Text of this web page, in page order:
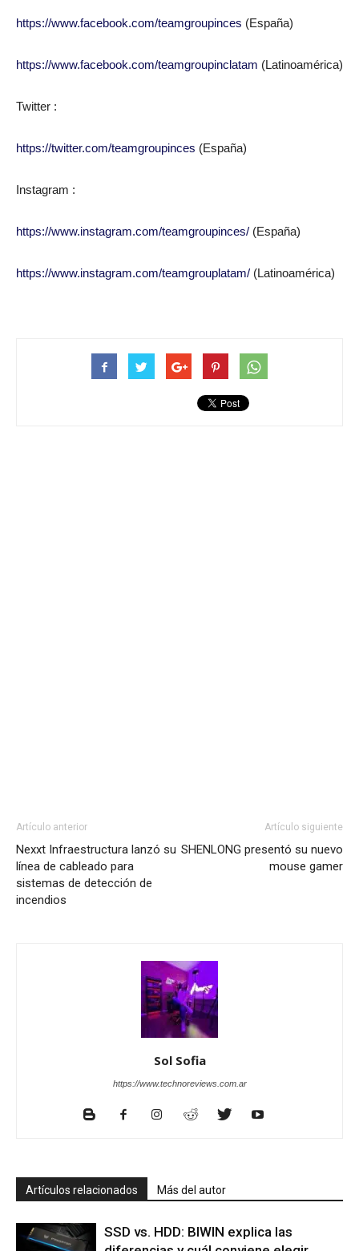
https://www.facebook.com/teamgroupinces (España)
https://www.facebook.com/teamgroupinclatam (Latinoamérica)
Twitter :
https://twitter.com/teamgroupinces (España)
Instagram :
https://www.instagram.com/teamgroupinces/ (España)
https://www.instagram.com/teamgrouplatam/ (Latinoamérica)
Artículo anterior
Nexxt Infraestructura lanzó su
línea de cableado para
sistemas de detección de
incendios
Artículo siguiente
SHENLONG presentó su nuevo
mouse gamer
Sol Sofia
https://www.technoreviews.com.ar
Artículos relacionados Más del autor
SSD vs. HDD: BIWIN explica las